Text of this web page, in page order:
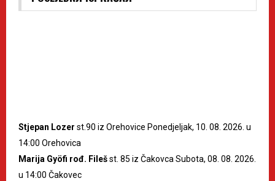
Stjepan Lozer st.90 iz Orehovice Ponedjeljak, 10. 08. 2026. u
14:00 Orehovica
Marija Gyöfi rođ. Filešst. 85 iz Čakovca Subota, 08. 08. 2026.
u 14:00 Čakovec